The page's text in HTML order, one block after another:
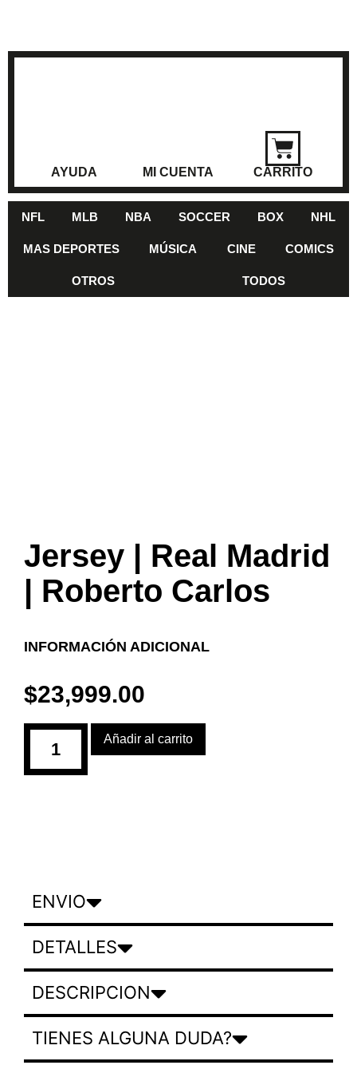
AYUDA MI CUENTA CARRITO
NFL MLB NBA SOCCER BOX NHL
MAS DEPORTES MÚSICA CINE COMICS
OTROS TODOS
Jersey | Real Madrid
| Roberto Carlos
INFORMACIÓN ADICIONAL
$23,999.00
Añadir al carrito
ENVIO
DETALLES
DESCRIPCION
TIENES ALGUNA DUDA?